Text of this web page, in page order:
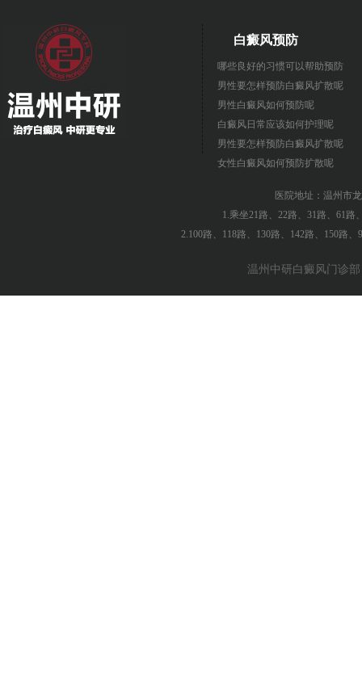
白癜风预防
哪些良好的习惯可以帮助预防
男性要怎样预防白癜风扩散呢
男性白癜风如何预防呢
白癜风日常应该如何护理呢
男性要怎样预防白癜风扩散呢
女性白癜风如何预防扩散呢
医院地址：温州市
1.乘坐21路、22路、31路、61路
2.100路、118路、130路、142路、150路
温州中研白癜风门诊